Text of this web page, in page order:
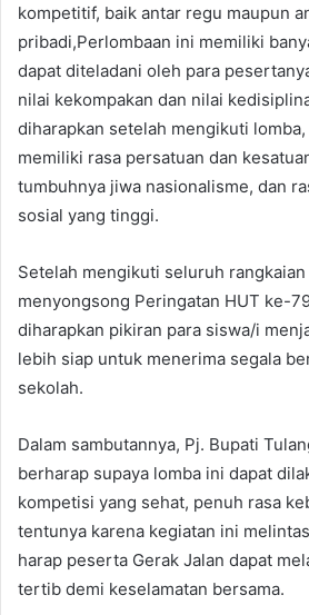
kompetitif, baik antar regu maupun
pribadi,Perlombaan ini memiliki
dapat diteladani oleh para
nilai kekompakan dan nilai
diharapkan setelah mengikuti
memiliki rasa persatuan dan
tumbuhnya jiwa nasionalisme, dan
sosial yang tinggi.
Setelah mengikuti seluruh
menyongsong Peringatan HUT ke-
diharapkan pikiran para siswa/i
lebih siap untuk menerima segala
sekolah.
Dalam sambutannya, Pj. Bupati
berharap supaya lomba ini dapat
kompetisi yang sehat, penuh rasa
tentunya karena kegiatan ini
harap peserta Gerak Jalan dapat
tertib demi keselamatan bersama.